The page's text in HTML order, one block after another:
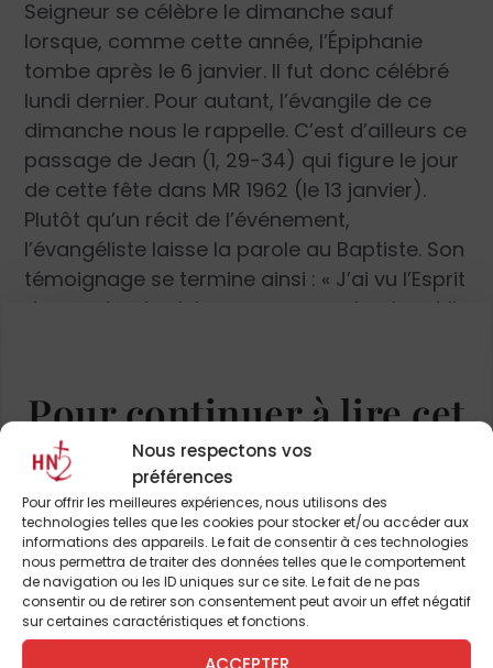
Nous respectons vos
préférences
Pour offrir les meilleures expériences, nous utilisons des
technologies telles que les cookies pour stocker et/ou accéder aux
informations des appareils. Le fait de consentir à ces technologies
nous permettra de traiter des données telles que le comportement
de navigation ou les ID uniques sur ce site. Le fait de ne pas
consentir ou de retirer son consentement peut avoir un effet négatif
sur certaines caractéristiques et fonctions.
Seigneur se célèbre le dimanche sauf
lorsque, comme cette année, l’Épiphanie
tombe après le 6 janvier. Il fut donc célébré
lundi dernier. Pour autant, l’évangile de ce
dimanche nous le rappelle. C’est d’ailleurs ce
passage de Jean (1, 29-34) qui figure le jour
de cette fête dans MR 1962 (le 13 janvier).
Plutôt qu’un récit de l’événement,
l’évangéliste laisse la parole au Baptiste. Son
témoignage se termine ainsi : « J’ai vu l’Esprit
descendre du ciel comme une colombe et il
dans l’eau m’a dit : “
Celui sur qui tu verras
l’Esprit descendre et demeurer, celui-là
baptise dans l’Esprit Saint.” Moi, j’ai vu, et je
rends témoignage : c’est lui le Fils de Dieu
(v. 32-34). Saint Augustin († 430) voit dans
cette prérogative du baptême dans l’Esprit
Saint qu’a Jésus la garantie de la sainteté de
cet acte : «Quels qu’en soient les différents
ministres à l’avenir, saints ou pécheurs, son
Pour continuer à lire cet
article
et de nombreux autres
ABONNEZ-VOUS DÈS À
PRÉSENT